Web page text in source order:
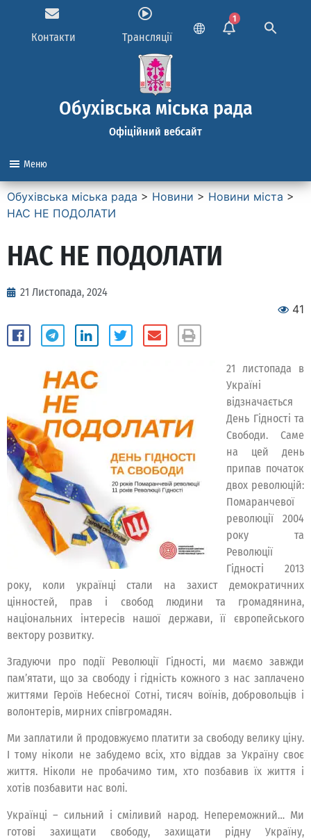
Контакти Трансляції
1
Обухівська міська рада
Офіційний вебсайт
Меню
Обухівська міська рада > Новини > Новини міста >
НАС НЕ ПОДОЛАТИ
НАС НЕ ПОДОЛАТИ
21 Листопада, 2024
41
21 листопада в
Україні
відзначається
День Гідності та
Свободи. Саме
на цей день
припав початок
двох революцій:
Помаранчевої
революції 2004
року та
Революції
Гідності 2013
року, коли українці стали на захист демократичних
цінностей, прав і свобод людини та громадянина,
національних інтересів нашої держави, її європейського
вектору розвитку.
Згадуючи про події Революції Гідності, ми маємо завжди
пам’ятати, що за свободу і гідність кожного з нас заплачено
життями Героїв Небесної Сотні, тисяч воїнів, добровольців і
волонтерів, мирних співгромадян.
Ми заплатили й продовжуємо платити за свободу велику ціну.
І тому ніколи не забудемо всіх, хто віддав за Україну своє
життя. Ніколи не пробачимо тим, хто позбавив їх життя і
хотів позбавити нас волі.
Українці – сильний і сміливий народ. Непереможний… Ми
готові захищати свободу, захищати рідну Україну,